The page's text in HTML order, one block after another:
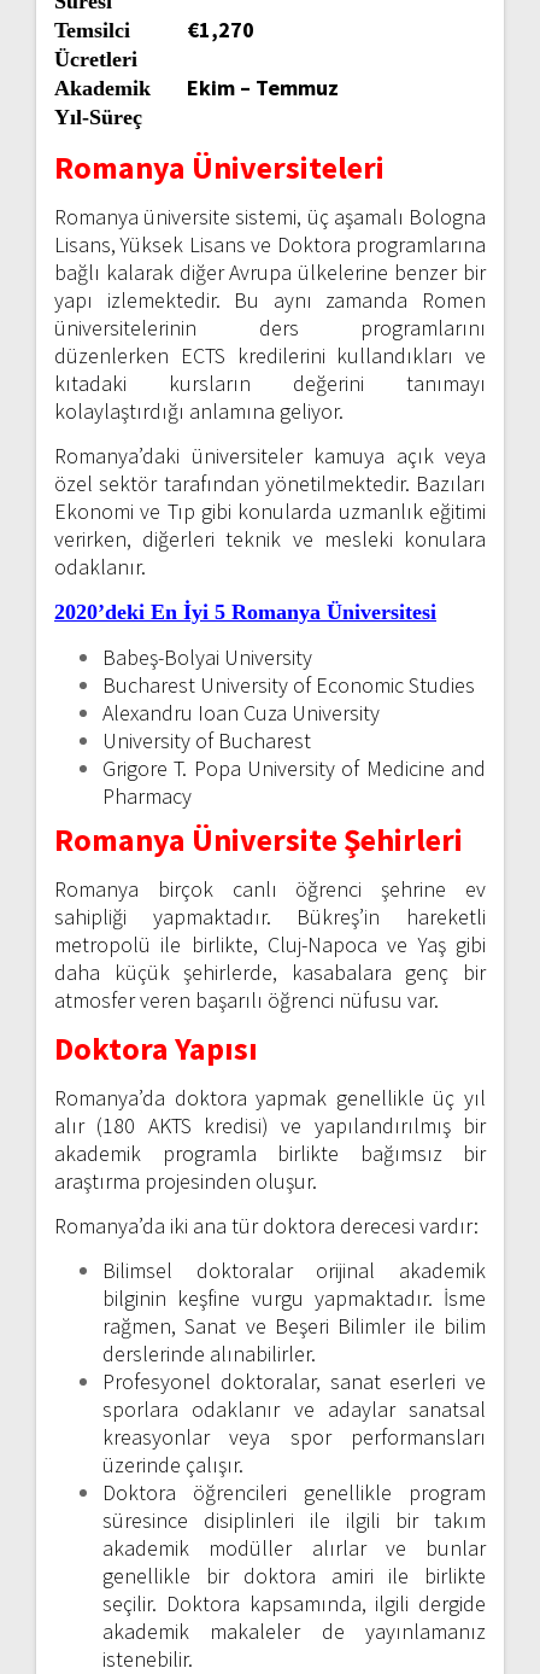
Temsilci
Ücretleri
€1,270
Akademik
Yıl-Süreç
Ekim – Temmuz
Romanya Üniversiteleri
Romanya üniversite sistemi, üç aşamalı Bologna
Lisans, Yüksek Lisans ve Doktora programlarına
bağlı kalarak diğer Avrupa ülkelerine benzer bir
yapı izlemektedir. Bu aynı zamanda Romen
üniversitelerinin ders programlarını
düzenlerken ECTS kredilerini kullandıkları ve
kıtadaki kursların değerini tanımayı
kolaylaştırdığı anlamına geliyor.
Romanya’daki üniversiteler kamuya açık veya
özel sektör tarafından yönetilmektedir. Bazıları
Ekonomi ve Tıp gibi konularda uzmanlık eğitimi
verirken, diğerleri teknik ve mesleki konulara
odaklanır.
2020’deki En İyi 5 Romanya Üniversitesi
Babeş-Bolyai University
Bucharest University of Economic Studies
Alexandru Ioan Cuza University
University of Bucharest
Grigore T. Popa University of Medicine and
Pharmacy
Romanya Üniversite Şehirleri
Romanya birçok canlı öğrenci şehrine ev
sahipliği yapmaktadır. Bükreş’in hareketli
metropolü ile birlikte, Cluj-Napoca ve Yaş gibi
daha küçük şehirlerde, kasabalara genç bir
atmosfer veren başarılı öğrenci nüfusu var.
Doktora Yapısı
Romanya’da doktora yapmak genellikle üç yıl
alır (180 AKTS kredisi) ve yapılandırılmış bir
akademik programla birlikte bağımsız bir
araştırma projesinden oluşur.
Romanya’da iki ana tür doktora derecesi vardır:
Bilimsel doktoralar orijinal akademik
bilginin keşfine vurgu yapmaktadır. İsme
rağmen, Sanat ve Beşeri Bilimler ile bilim
derslerinde alınabilirler.
Profesyonel doktoralar, sanat eserleri ve
sporlara odaklanır ve adaylar sanatsal
kreasyonlar veya spor performansları
üzerinde çalışır.
Doktora öğrencileri genellikle program
süresince disiplinleri ile ilgili bir takım
akademik modüller alırlar ve bunlar
genellikle bir doktora amiri ile birlikte
seçilir. Doktora kapsamında, ilgili dergide
akademik makaleler de yayınlamanız
istenebilir.